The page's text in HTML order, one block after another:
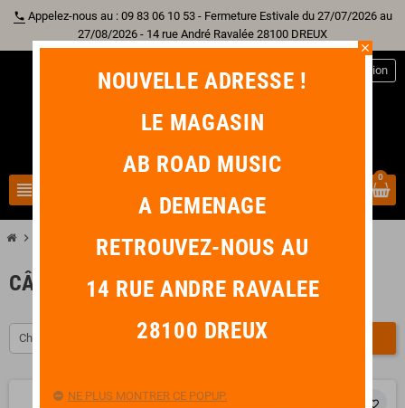
phone Appelez-nous au : 09 83 06 10 53 - Fermeture Estivale du 27/07/2026 au
27/08/2026 - 14 rue André Ravalée 28100 DREUX
view_headline
Connexion
0
chevron_right chevron_rightCâble chevron_right Câble Mixte
CÂBLE MIXTE
Choisir
favorite_border favorite_border
close
NOUVELLE ADRESSE !
LE MAGASIN
AB ROAD MUSIC
A DEMENAGE
RETROUVEZ-NOUS AU
14 RUE ANDRE RAVALEE
28100 DREUX
NE PLUS MONTRER CE POPUP.